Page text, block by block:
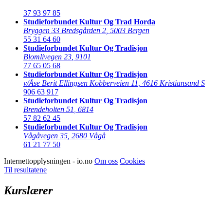
37 93 97 85
Studieforbundet Kultur Og Trad Horda
Bryggen 33 Bredsgården 2 5003 Bergen
55 31 64 60
Studieforbundet Kultur Og Tradisjon
Blomlivegen 23 9101
77 65 05 68
Studieforbundet Kultur Og Tradisjon
v/Åse Berit Ellingsen Kobberveien 11 4616 Kristiansand S
906 63 917
Studieforbundet Kultur Og Tradisjon
Brendeholten 51 6814
57 82 62 45
Studieforbundet Kultur Og Tradisjon
Vågåvegen 35 2680 Vågå
61 21 77 50
Internettopplysningen - io.no Om oss Cookies
Til resultatene
Kurslærer